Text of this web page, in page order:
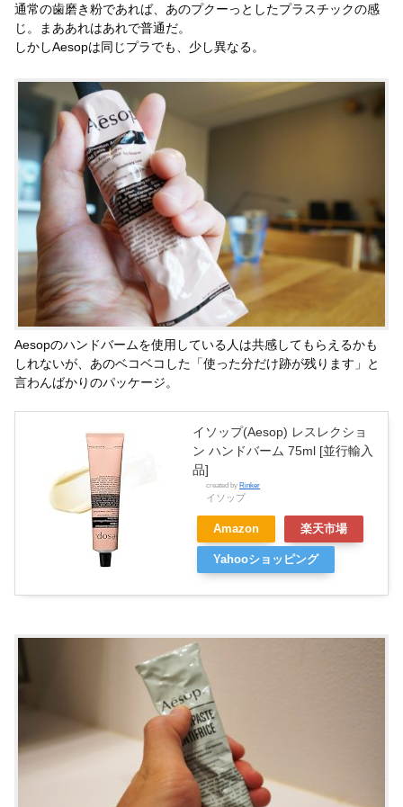
通常の歯磨き粉であれば、あのプクーっとしたプラスチックの感
じ。まああれはあれで普通だ。
しかしAesopは同じプラでも、少し異なる。
Aesopのハンドバームを使用している人は共感してもらえるかも
しれないが、あのベコベコした「使った分だけ跡が残ります」と
言わんばかりのパッケージ。
イソップ(Aesop) レスレクショ
ン ハンドバーム 75ml [並行輸入
品]
created by Rinker
イソップ
Amazon 楽天市場
Yahooショッピング